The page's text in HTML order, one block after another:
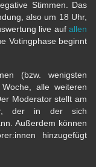
Stimmen. Das
also um 18 Uhr,
live auf allen
Votingphase beginnt
(bzw. wenigsten
alle weiteren
Moderator stellt am
der in der sich
Außerdem können
hinzugefügt